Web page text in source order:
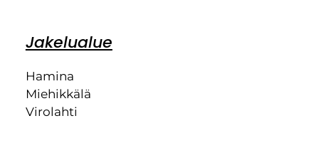
Jakelualue
Hamina
Miehikkälä
Virolahti